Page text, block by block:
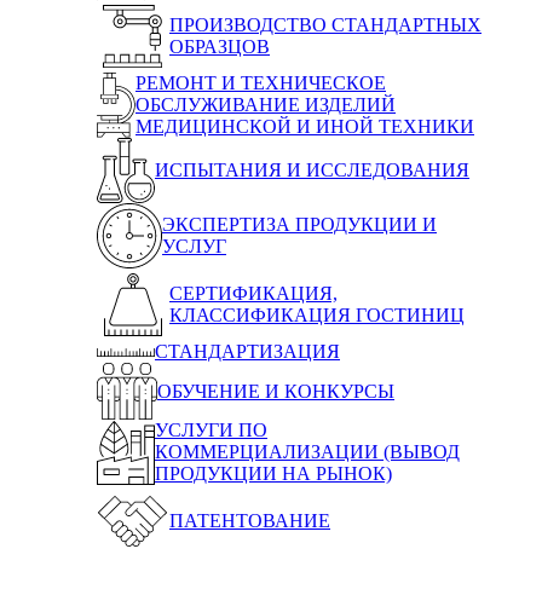
ПРОИЗВОДСТВО СТАНДАРТНЫХ
ОБРАЗЦОВ
РЕМОНТ И ТЕХНИЧЕСКОЕ
ОБСЛУЖИВАНИЕ ИЗДЕЛИЙ
МЕДИЦИНСКОЙ И ИНОЙ ТЕХНИКИ
ИСПЫТАНИЯ И ИССЛЕДОВАНИЯ
ЭКСПЕРТИЗА ПРОДУКЦИИ И
УСЛУГ
СЕРТИФИКАЦИЯ,
КЛАССИФИКАЦИЯ ГОСТИНИЦ
СТАНДАРТИЗАЦИЯ
ОБУЧЕНИЕ И КОНКУРСЫ
УСЛУГИ ПО
КОММЕРЦИАЛИЗАЦИИ (ВЫВОД
ПРОДУКЦИИ НА РЫНОК)
ПАТЕНТОВАНИЕ